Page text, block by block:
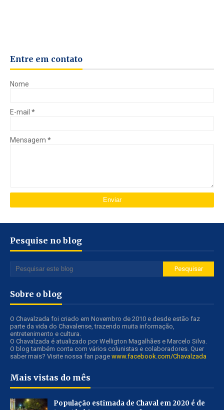
Entre em contato
Nome
E-mail *
Mensagem *
Pesquise no blog
Sobre o blog
O Chavalzada foi criado em Novembro de 2010 e desde estão faz
parte da vida do Chavalense, trazendo muita informação,
entretenimento e cultura.
O Chavalzada é atualizado por Welligton Magalhães e Marcelo Silva.
O blog também conta com vários colunistas e colaboradores. Quer
saber mais? Visite nossa fan page www.facebook.com/Chavalzada
Mais vistas do mês
População estimada de Chaval em 2020 é de